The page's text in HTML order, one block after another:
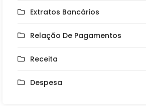
Extratos Bancários
Relação De Pagamentos
Receita
Despesa